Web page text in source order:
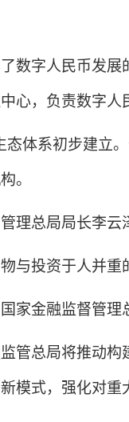
字人民币发展的
心，负责数字人
系初步建立。
。
总局局长李云
投资于人并重
金融监督管理
总局将推动构建
模式，强化对重